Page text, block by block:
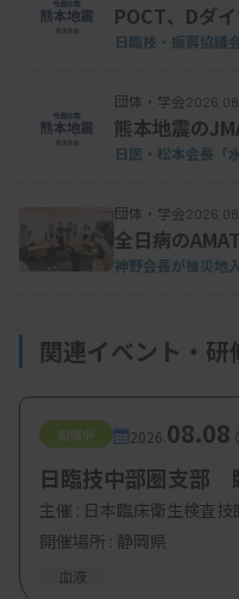
POCT、Dダ
日臨技・振興協議
団体・学会
熊本地震の
日医・松本会長「
団体・学会
全日病の
神野会長が被災地
関連イベント・研
開催中 2026. 08.08
日臨技中部圏支部
主催 : 日本臨床衛生検査技
開催場所 : 静岡県
血液